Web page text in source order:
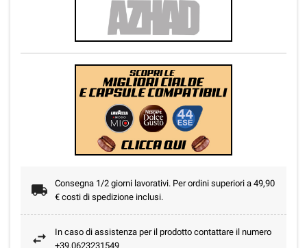
Consegna 1/2 giorni lavorativi. Per ordini superiori a 49,90
€ costi di spedizione inclusi.
In caso di assistenza per il prodotto contattare il numero
+39.0623231549